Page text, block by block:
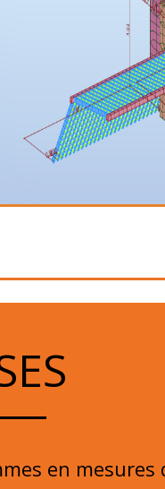
en mesures